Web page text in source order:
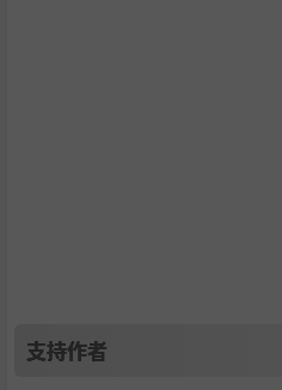
支持作者